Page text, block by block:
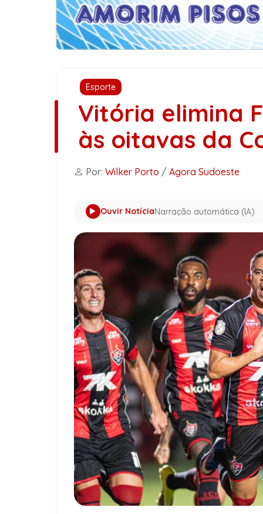
Esporte
Vitória elimina
às oitavas da
Por: Wilker Porto / Agora Sudoeste
Ouvir NotíciaNarração automática (IA)